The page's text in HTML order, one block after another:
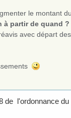
le montant
à partir de quand ?
avec départ
de l'ordonnance